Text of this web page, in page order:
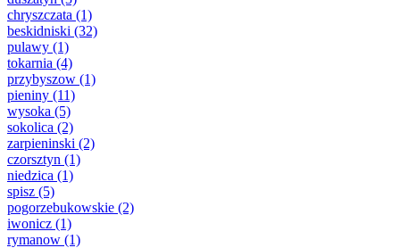
chryszczata (1)
beskidniski (32)
pulawy (1)
tokarnia (4)
przybyszow (1)
pieniny (11)
wysoka (5)
sokolica (2)
zarpieninski (2)
czorsztyn (1)
niedzica (1)
spisz (5)
pogorzebukowskie (2)
iwonicz (1)
rymanow (1)